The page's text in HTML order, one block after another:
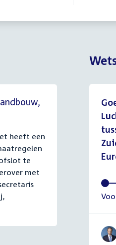
heeft een
te
met